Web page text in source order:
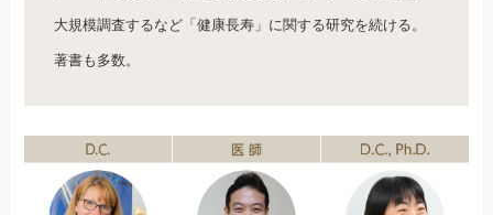
大規模調査するなど「健康長寿」に関する研究を続ける。
著書も多数。